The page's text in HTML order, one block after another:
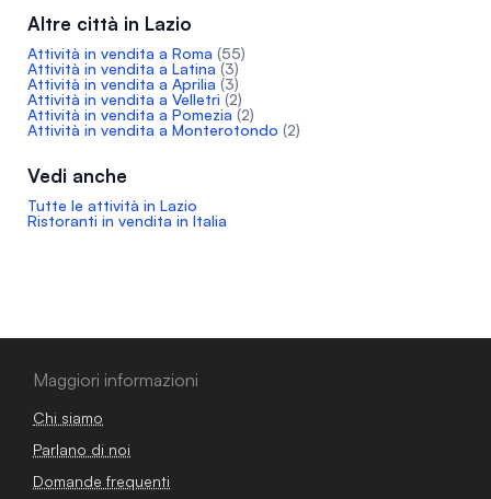
Altre città in Lazio
Attività in vendita a Roma (55)
Attività in vendita a Latina (3)
Attività in vendita a Aprilia (3)
Attività in vendita a Velletri (2)
Attività in vendita a Pomezia (2)
Attività in vendita a Monterotondo (2)
Vedi anche
Tutte le attività in Lazio
Ristoranti in vendita in Italia
Maggiori informazioni
Chi siamo
Parlano di noi
Domande frequenti